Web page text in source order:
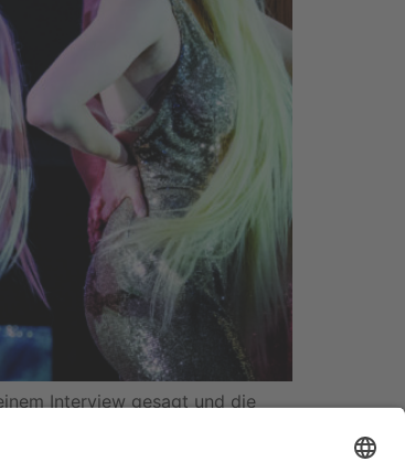
Interview gesagt und die